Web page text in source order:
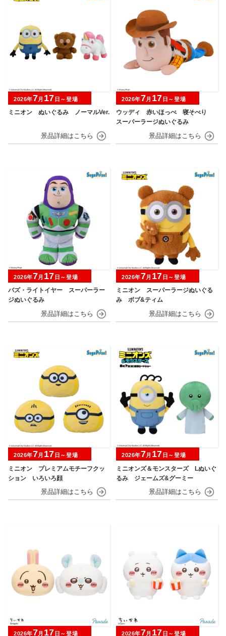
ミニオン ぬいぐるみ ノーマルVer.
2026年7月 17 日～登場
ウッディ 赤いほっぺ 寝そべり
スーパーラージぬいぐるみ
2026年7月 17 日～登場
バズ・ライトイヤー スーパーラー
ジぬいぐるみ
2026年7月 17 日～登場
ミニオン スーパーラージぬいぐる
み ボブ&ティム
2026年7月 17 日～登場
ミニオン プレミアムモチーフクッ
ション いろいろ顔
2026年7月 17 日～登場
ミニオンズ＆モンスターズ Lぬいぐ
るみ ジェームズ&グーミー
2026年7月 17 日～登場
2026年7月 17 日～登場 2026年7月 17 日～登場